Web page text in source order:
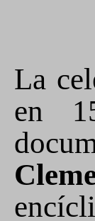
La
en